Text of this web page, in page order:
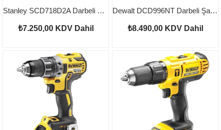
Stanley SCD718D2A Darbeli Şarjlı Matkap Aksesuarlı
₺7.250,00 KDV Dahil
Dewalt DCD996NT Darbeli Şarjlı Matkap Aküsüz
₺8.490,00 KDV Dahil